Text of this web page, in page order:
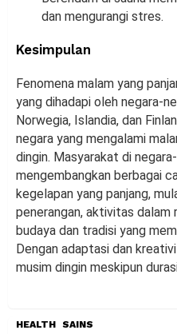
dan mengurangi stres.
Kesimpulan
Fenomena malam yang
yang dihadapi oleh negara-
Norwegia, Islandia, dan
negara yang mengalami
dingin. Masyarakat di
mengembangkan berbagai
kegelapan yang panjang,
penerangan, aktivitas dalam
budaya dan tradisi yang
Dengan adaptasi dan
musim dingin meskipun
HEALTH SAINS